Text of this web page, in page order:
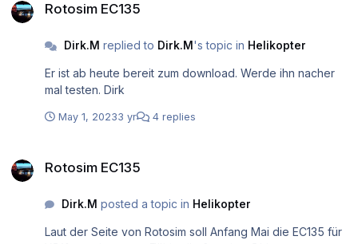
Rotosim EC135
Dirk.M replied to Dirk.M's topic in Helikopter
Er ist ab heute bereit zum download. Werde ihn nacher
mal testen. Dirk
May 1, 20233 yr 4 replies
Rotosim EC135
Dirk.M posted a topic in Helikopter
Laut der Seite von Rotosim soll Anfang Mai die EC135 für